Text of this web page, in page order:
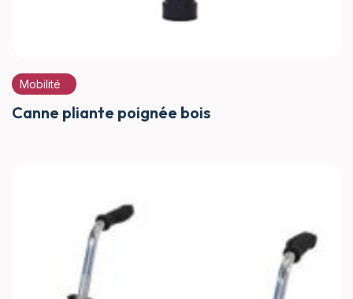
Mobilité
Canne pliante poignée bois